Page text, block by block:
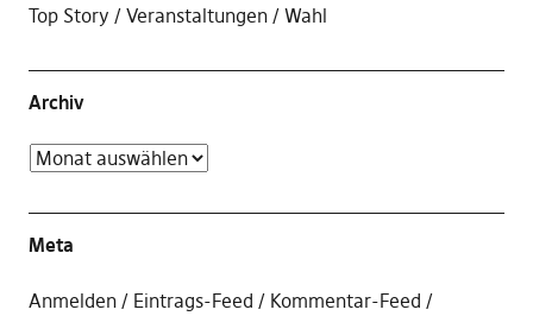
Top Story
Veranstaltungen Wahl
Archiv
Meta
Anmelden Eintrags-Feed
Kommentar-Feed